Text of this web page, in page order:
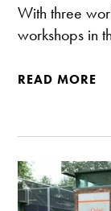
With three
workshops in
READ MORE